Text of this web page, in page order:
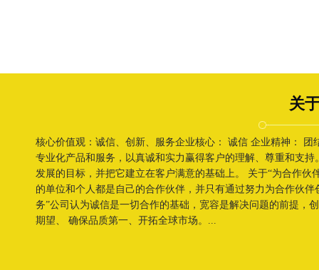
关
核心价值观：诚信、创新、服务企业核心： 诚信 企业精神：
专业化产品和服务，以真诚和实力赢得客户的理解、尊重和支
发展的目标，并把它建立在客户满意的基础上。 关于“为合作
的单位和个人都是自己的合作伙伴，并只有通过努力为合作伙
务”公司认为诚信是一切合作的基础，宽容是解决问题的前提，
期望、 确保品质第一、开拓全球市场。...